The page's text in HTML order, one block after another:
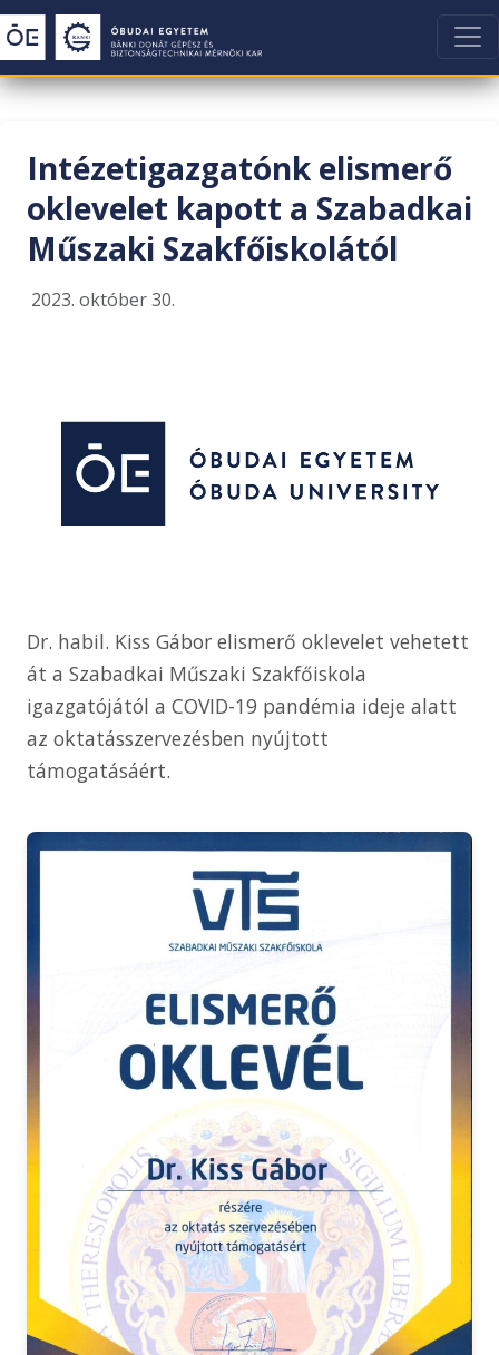
Intézetigazgatónk elismerő
oklevelet kapott a Szabadkai
Műszaki Szakfőiskolától
2023. október 30.
Dr. habil. Kiss Gábor elismerő oklevelet vehetett
át a Szabadkai Műszaki Szakfőiskola
igazgatójától a COVID-19 pandémia ideje alatt
az oktatásszervezésben nyújtott
támogatásáért.